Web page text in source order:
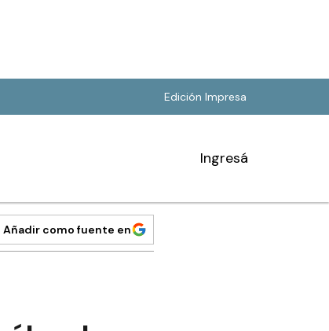
Edición Impresa
Ingresá
Añadir como fuente en